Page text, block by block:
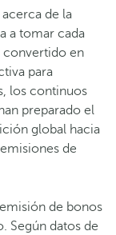
de la
a tomar cada
convertido en
para
los continuos
preparado el
global hacia
de
de bonos
Según datos de